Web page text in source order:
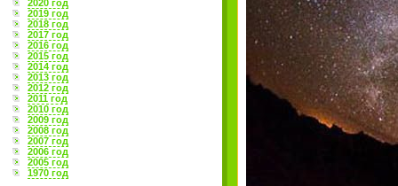
2020 год
2019 год
2018 год
2017 год
2016 год
2015 год
2014 год
2013 год
2012 год
2011 год
2010 год
2009 год
2008 год
2007 год
2006 год
2005 год
1970 год